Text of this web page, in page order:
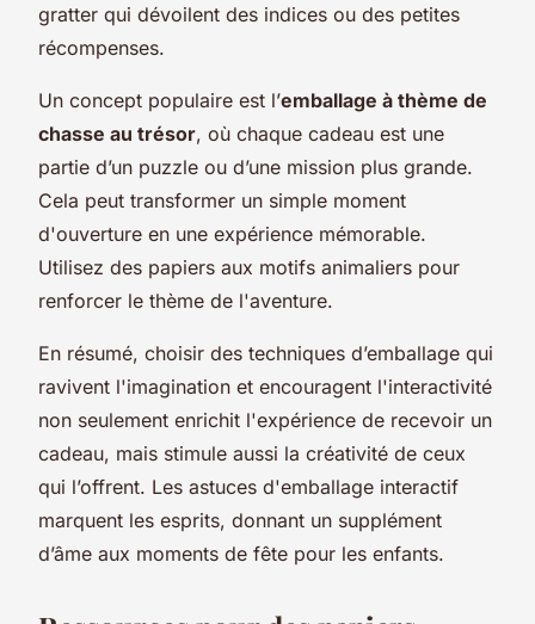
gratter qui dévoilent des indices ou des petites
récompenses.
Un concept populaire est l’emballage à thème de
chasse au trésor, où chaque cadeau est une
partie d’un puzzle ou d’une mission plus grande.
Cela peut transformer un simple moment
d'ouverture en une expérience mémorable.
Utilisez des papiers aux motifs animaliers pour
renforcer le thème de l'aventure.
En résumé, choisir des techniques d’emballage qui
ravivent l'imagination et encouragent l'interactivité
non seulement enrichit l'expérience de recevoir un
cadeau, mais stimule aussi la créativité de ceux
qui l’offrent. Les astuces d'emballage interactif
marquent les esprits, donnant un supplément
d’âme aux moments de fête pour les enfants.